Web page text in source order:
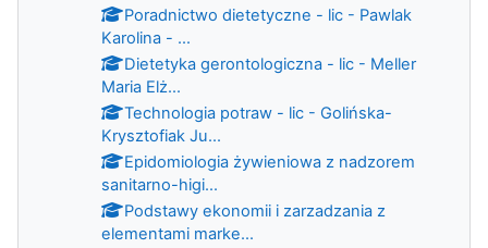
Poradnictwo dietetyczne - lic - Pawlak
Karolina - ...
Dietetyka gerontologiczna - lic - Meller
Maria Elż...
Technologia potraw - lic - Golińska-
Krysztofiak Ju...
Epidomiologia żywieniowa z nadzorem
sanitarno-higi...
Podstawy ekonomii i zarzadzania z
elementami marke...